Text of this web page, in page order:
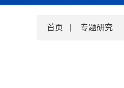
首页 专题研究